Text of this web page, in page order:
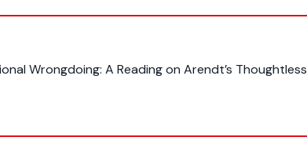
Wrongdoing: A Reading on Arendt’s